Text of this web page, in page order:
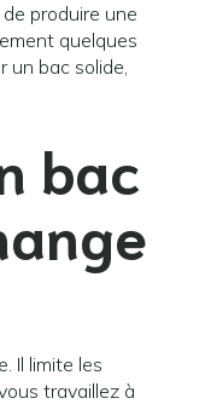
produire une
quelques
un bac solide,
bac
Il limite les
travaillez à